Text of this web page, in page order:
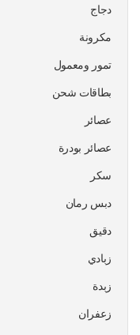
دجاج
مكرونة
تمور ومعمول
بطاقات شحن
عصائر
عصائر بودرة
سكر
دبس رمان
دقيق
زبادي
زبدة
زعفران